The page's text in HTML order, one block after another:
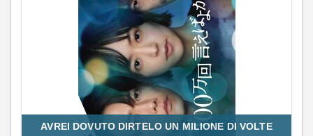
AVREI DOVUTO DIRTELO UN MILIONE DI VOLTE